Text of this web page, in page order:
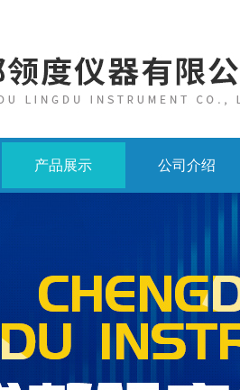
产品展示 公司介绍